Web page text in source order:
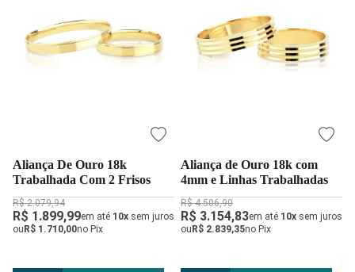
Aliança De Ouro 18k
Trabalhada Com 2 Frisos
R$ 2.079,94
R$ 1.899,99em até 10x sem juros
ou R$ 1.710,00no Pix
Aliança de Ouro 18k com
4mm e Linhas Trabalhadas
R$ 4.506,90
R$ 3.154,83em até 10x sem juros
ou R$ 2.839,35no Pix